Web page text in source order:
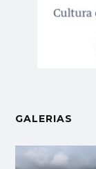
GALERIAS